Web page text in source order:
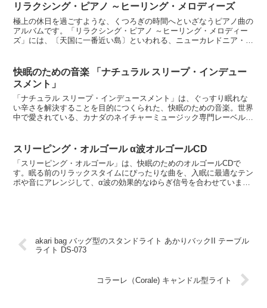
リラクシング・ピアノ ～ヒーリング・メロディーズ
極上の休日を過ごすような、くつろぎの時間へといざなうピアノ曲の
アルバムです。「リラクシング・ピアノ ～ヒーリング・メロディー
ズ」には、〔天国に一番近い島〕といわれる、ニューカレドニア・ウ
快眠のための音楽 「ナチュラル スリープ・インデュー
スメント」
「ナチュラル スリープ・インデュースメント」は、ぐっすり眠れな
い辛さを解決することを目的につくられた、快眠のための音楽。世界
中で愛されている、カナダのネイチャーミュージック専門レーベルの
スリーピング・オルゴール α波オルゴールCD
「スリーピング・オルゴール」は、快眠のためのオルゴールCDで
す。眠る前のリラックスタイムにぴったりな曲を、入眠に最適なテン
ポや音にアレンジして、α波の効果的なゆらぎ信号を合わせていま
akari bag バッグ型のスタンドライト あかりバックII テーブル
ライト DS-073
コラーレ（Corale) キャンドル型ライト